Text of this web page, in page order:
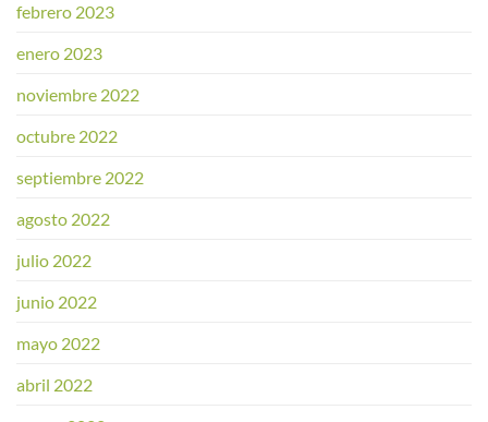
febrero 2023
enero 2023
noviembre 2022
octubre 2022
septiembre 2022
agosto 2022
julio 2022
junio 2022
mayo 2022
abril 2022